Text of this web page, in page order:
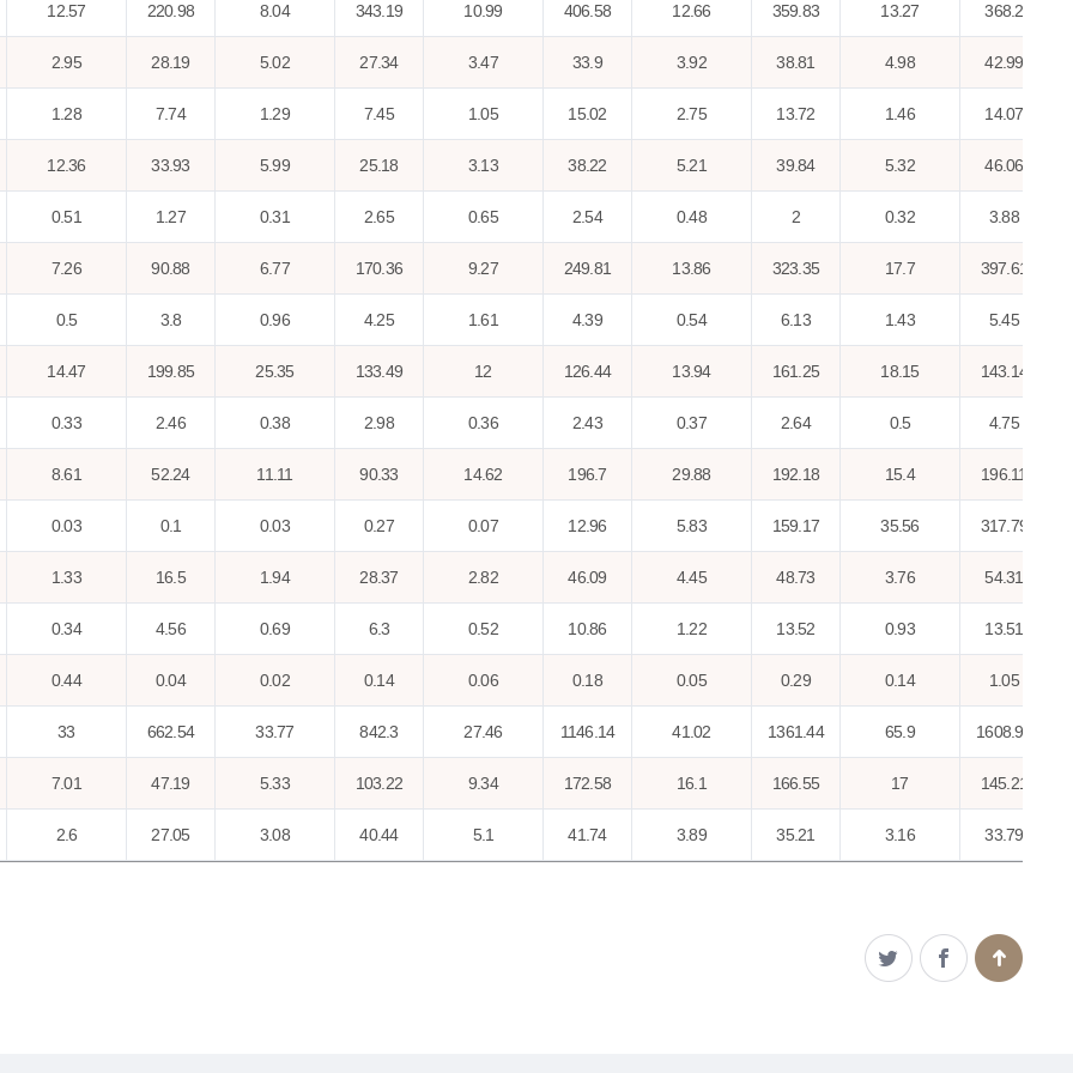
12.57 220.98 8.04 343.19 10.99 406.58 12.66 359.83 13.27 368.2
2.95 28.19 5.02 27.34 3.47 33.9 3.92 38.81 4.98 42.99
1.28 7.74 1.29 7.45 1.05 15.02 2.75 13.72 1.46 14.07
12.36 33.93 5.99 25.18 3.13 38.22 5.21 39.84 5.32 46.06
0.51 1.27 0.31 2.65 0.65 2.54 0.48 2 0.32 3.88
7.26 90.88 6.77 170.36 9.27 249.81 13.86 323.35 17.7 397.61
0.5 3.8 0.96 4.25 1.61 4.39 0.54 6.13 1.43 5.45
14.47 199.85 25.35 133.49 12 126.44 13.94 161.25 18.15 143.14
0.33 2.46 0.38 2.98 0.36 2.43 0.37 2.64 0.5 4.75
8.61 52.24 11.11 90.33 14.62 196.7 29.88 192.18 15.4 196.11
0.03 0.1 0.03 0.27 0.07 12.96 5.83 159.17 35.56 317.79
1.33 16.5 1.94 28.37 2.82 46.09 4.45 48.73 3.76 54.31
0.34 4.56 0.69 6.3 0.52 10.86 1.22 13.52 0.93 13.51
0.44 0.04 0.02 0.14 0.06 0.18 0.05 0.29 0.14 1.05
33 662.54 33.77 842.3 27.46 1146.14 41.02 1361.44 65.9 1608.92
7.01 47.19 5.33 103.22 9.34 172.58 16.1 166.55 17 145.21
2.6 27.05 3.08 40.44 5.1 41.74 3.89 35.21 3.16 33.79
14.18 74.75